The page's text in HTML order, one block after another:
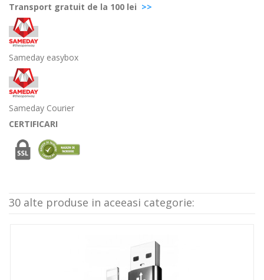
Transport gratuit de la 100 lei >>
Sameday easybox
Sameday Courier
CERTIFICARI
30 alte produse in aceeasi categorie: